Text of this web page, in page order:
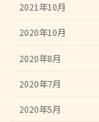
2021年10月
2020年10月
2020年8月
2020年7月
2020年5月